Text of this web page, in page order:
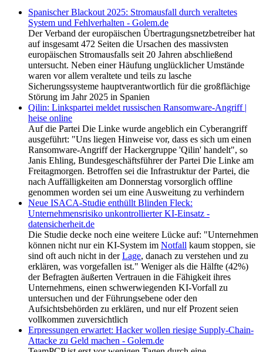
Spanischer Blackout 2025: Stromausfall durch veraltetes
System und Fehlverhalten - Golem.de
Der Verband der europäischen Übertragungsnetzbetreiber hat
auf insgesamt 472 Seiten die Ursachen des massivsten
europäischen Stromausfalls seit 20 Jahren abschließend
untersucht. Neben einer Häufung unglücklicher Umstände
waren vor allem veraltete und teils zu lasche
Sicherungssysteme hauptverantwortlich für die großflächige
Störung im Jahr 2025 in Spanien
Qilin: Linkspartei meldet russischen Ransomware-Angriff |
heise online
Auf die Partei Die Linke wurde angeblich ein Cyberangriff
ausgeführt: "Uns liegen Hinweise vor, dass es sich um einen
Ransomware-Angriff der Hackergruppe 'Qilin' handelt", so
Janis Ehling, Bundesgeschäftsführer der Partei Die Linke am
Freitagmorgen. Betroffen sei die Infrastruktur der Partei, die
nach Auffälligkeiten am Donnerstag vorsorglich offline
genommen worden sei um eine Ausweitung zu verhindern
Neue ISACA-Studie enthüllt Blinden Fleck:
Unternehmensrisiko unkontrollierter KI-Einsatz -
datensicherheit.de
Die Studie decke noch eine weitere Lücke auf: "Unternehmen
können nicht nur ein KI-System im Notfall kaum stoppen, sie
sind oft auch nicht in derLage, danach zu verstehen und zu
erklären, was vorgefallen ist." Weniger als die Hälfte (42%)
der Befragten äußerten Vertrauen in die Fähigkeit ihres
Unternehmens, einen schwerwiegenden KI-Vorfall zu
untersuchen und der Führungsebene oder den
Aufsichtsbehörden zu erklären, und nur elf Prozent seien
vollkommen zuversichtlich
Erpressungen erwartet: Hacker wollen riesige Supply-Chain-
Attacke zu Geld machen - Golem.de